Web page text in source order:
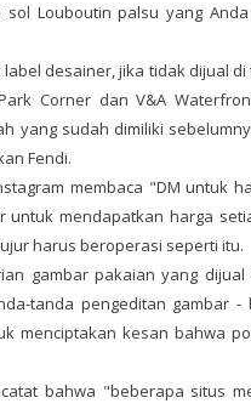
Louboutin palsu yang
desainer, jika tidak dijual
Corner dan V&A
yang sudah dimiliki
Fendi.
membaca "DM untuk
untuk mendapatkan harga
​​harus beroperasi seperti itu.
gambar pakaian yang
tanda pengeditan gambar
menciptakan kesan bahwa
bahwa "beberapa situs